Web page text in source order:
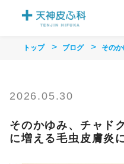
トップ ブログ その
2026.05.30
そのかゆみ、チャド
に増える毛虫皮膚炎